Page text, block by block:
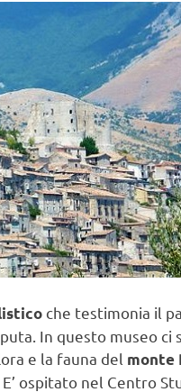
che testimonia il
In questo museo ci
e la fauna del monte
ospitato nel Centro